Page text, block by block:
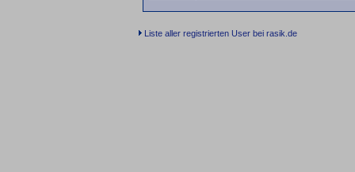
Liste aller registrierten User bei rasik.de